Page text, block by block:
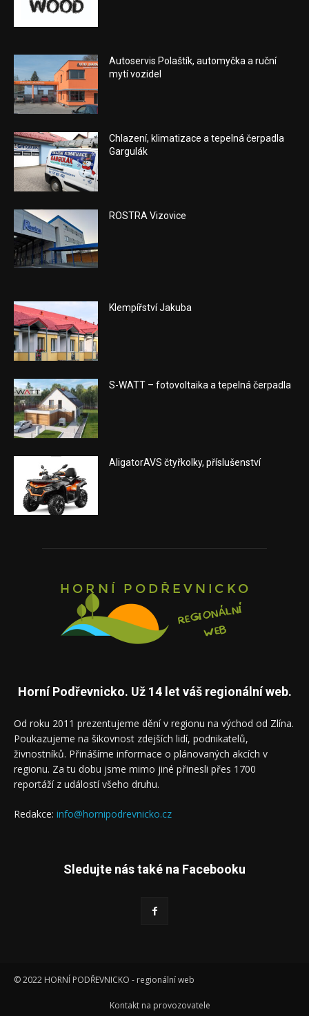
Autoservis Polaštík, automyčka a ruční
mytí vozidel
Chlazení, klimatizace a tepelná čerpadla
Gargulák
ROSTRA Vizovice
Klempířství Jakuba
S-WATT – fotovoltaika a tepelná čerpadla
AligatorAVS čtyřkolky, příslušenství
Horní Podřevnicko. Už 14 let váš regionální web.
Od roku 2011 prezentujeme dění v regionu na východ od Zlína.
Poukazujeme na šikovnost zdejších lidí, podnikatelů,
živnostníků. Přinášíme informace o plánovaných akcích v
regionu. Za tu dobu jsme mimo jiné přinesli přes 1700
reportáží z událostí všeho druhu.
Redakce: info@hornipodrevnicko.cz
Sledujte nás také na Facebooku
© 2022 HORNÍ PODŘEVNICKO - regionální web
Kontakt na provozovatele